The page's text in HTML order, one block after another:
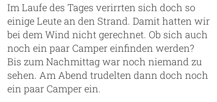
Im Laufe des Tages verirrten sich doch so
einige Leute an den Strand. Damit hatten wir
bei dem Wind nicht gerechnet. Ob sich auch
noch ein paar Camper einfinden werden?
Bis zum Nachmittag war noch niemand zu
sehen. Am Abend trudelten dann doch noch
ein paar Camper ein.